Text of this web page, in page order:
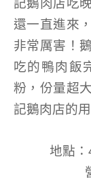
記鵝肉店吃
還一直進來
非常厲害！
吃的鴨肉飯
粉，份量超
記鵝肉店的
地點